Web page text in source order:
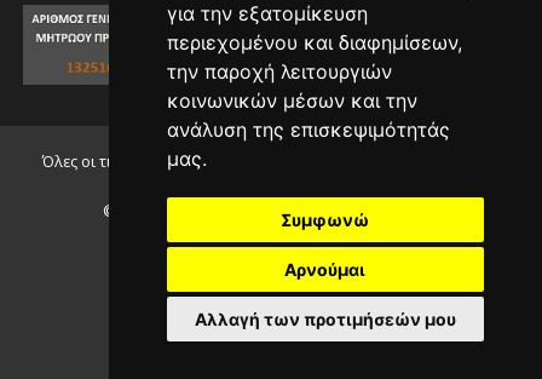
Όλες οι τιμές που αναγράφονται συμπεριλαμβάνουν τον Φ.Π.Α.
© 2026, tool-market.gr - Powered by
για την εξατομίκευση
περιεχομένου και διαφημίσεων,
την παροχή λειτουργιών
κοινωνικών μέσων και την
ανάλυση της επισκεψιμότητάς
μας.
Συμφωνώ
Αρνούμαι
Αλλαγή των προτιμήσεών μου